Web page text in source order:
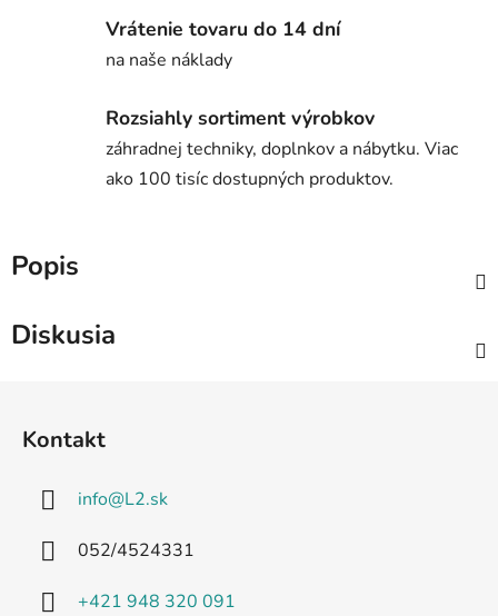
Vrátenie tovaru do 14 dní
na naše náklady
Rozsiahly sortiment výrobkov
záhradnej techniky, doplnkov a nábytku. Viac
ako 100 tisíc dostupných produktov.
Popis
Diskusia
Kontakt
info@L2.sk
052/4524331
+421 948 320 091